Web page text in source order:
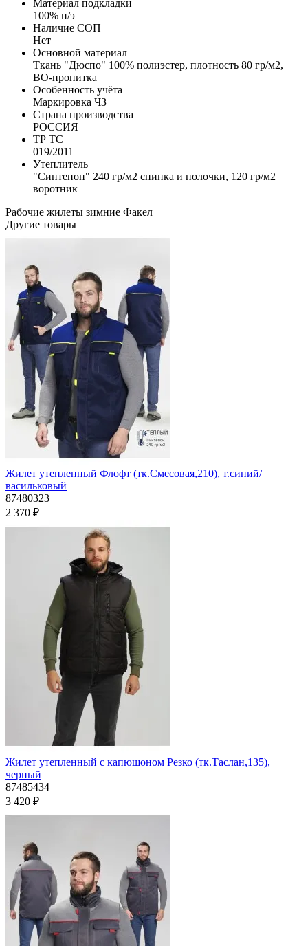
Материал подкладки
100% п/э
Наличие СОП
Нет
Основной материал
Ткань "Дюспо" 100% полиэстер, плотность 80 гр/м2,
ВО-пропитка
Особенность учёта
Маркировка ЧЗ
Страна производства
РОССИЯ
ТР ТС
019/2011
Утеплитель
"Синтепон" 240 гр/м2 спинка и полочки, 120 гр/м2
воротник
Рабочие жилеты зимние Факел
Другие товары
Жилет утепленный Флофт (тк.Смесовая,210), т.синий/
васильковый
87480323
2 370 ₽
Жилет утепленный с капюшоном Резко (тк.Таслан,135),
черный
87485434
3 420 ₽